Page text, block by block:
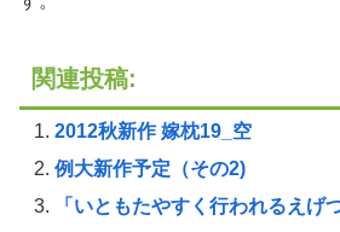
関連投稿:
2012秋新作 嫁枕19_空
例大新作予定（その2)
「いともたやすく行われるえげ